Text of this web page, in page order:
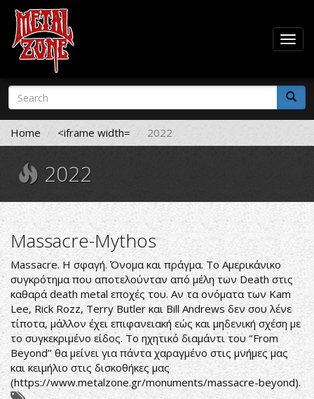
Skip
main
content
Search
form
Search
Home <iframe width= 2022
2022
Massacre-Mythos
Massacre. Η σφαγή. Όνομα και πράγμα. Το Αμερικάνικο
συγκρότημα που αποτελούνταν από μέλη των Death στις
καθαρά death metal εποχές του. Αν τα ονόματα των Kam
Lee, Rick Rozz, Terry Butler και Bill Andrews δεν σου λένε
τίποτα, μάλλον έχει επιφανειακή εώς και μηδενική σχέση με
το συγκεκριμένο είδος. Το ηχητικό διαμάντι του ‘’From
Beyond’’ θα μείνει για πάντα χαραγμένο στις μνήμες μας
και κειμήλιο στις δισκοθήκες μας
(https://www.metalzone.gr/monuments/massacre-beyond).